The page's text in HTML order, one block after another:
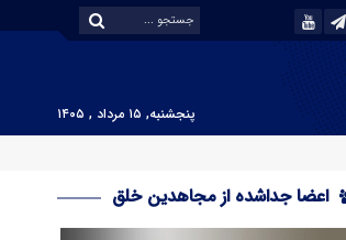
پنجشنبه, ۱۵ مرداد , ۱۴۰۵
اعضا جداشده از مجاهدین خلق